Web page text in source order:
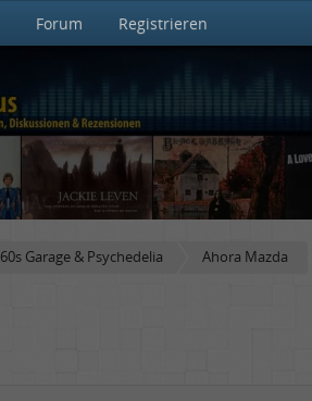
Forum Registrieren
60s Garage & Psychedelia Ahora Mazda